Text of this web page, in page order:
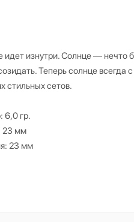
идет изнутри. Солнце — нечто
Теперь солнце
стильных сетов.
6,0 гр.
23 мм
23 мм